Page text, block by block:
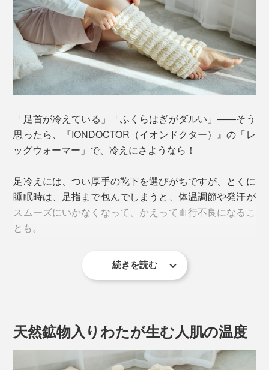
「足首が冷えている」「ふくらはぎがダルい」――そう
思ったら、『IONDOCTOR（イオンドクター）』の「レ
ッグウォーマー」で、冷えにさようなら！
足冷えには、つい厚手の靴下を選びがちですが、とくに
睡眠時は、足指まで包んでしまうと、体温調節や発汗が
スムーズにいかなくなって、かえって血行不良になるこ
とも。
『IONDOCTOR（イオンドクター）』の「レッグウォー
本品は、定番人気「コットンタイプ」のレッグウォーマ
ー。
続きを読む
天然鉱物入りわたが生む人肌の温度